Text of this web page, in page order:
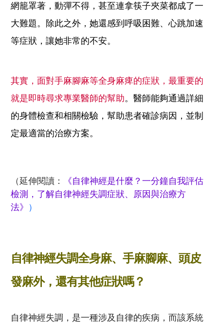
網籠罩著，動彈不得，甚至連拿筷子夾菜都成了一
大難題。除此之外，她還感到呼吸困難、心跳加速
等症狀，讓她非常的不安。
其實，面對手麻腳麻等全身麻痺的症狀，最重要的
就是即時尋求專業醫師的幫助。醫師能夠通過詳細
的身體檢查和相關檢驗，幫助患者確診病因，並制
定最適當的治療方案。
（延伸閱讀：
《自律神經是什麼？一分鐘自我評估
檢測，了解自律神經失調症狀、原因與治療方
法》
）
自律神經失調全身麻、手麻腳麻、頭皮
發麻外，還有其他症狀嗎？
自律神經失調，是一種涉及自律的疾病，而該系統